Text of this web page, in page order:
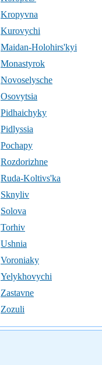
Kropyvna
Kurovychi
Maidan-Holohirs'kyi
Monastyrok
Novoselysche
Osovytsia
Pidhaichyky
Pidlyssia
Pochapy
Rozdorizhne
Ruda-Koltivs'ka
Sknyliv
Solova
Torhiv
Ushnia
Voroniaky
Yelykhovychi
Zastavne
Zozuli